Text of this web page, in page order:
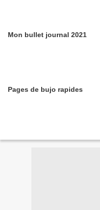
Mon bullet journal 2021
Pages de bujo rapides